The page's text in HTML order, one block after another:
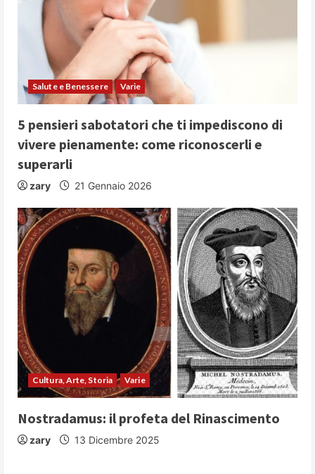
Salute e Benessere Varie
5 pensieri sabotatori che ti impediscono di
vivere pienamente: come riconoscerli e
superarli
zary 21 Gennaio 2026
Cultura, Arte, Storia Varie
Nostradamus: il profeta del Rinascimento
zary 13 Dicembre 2025